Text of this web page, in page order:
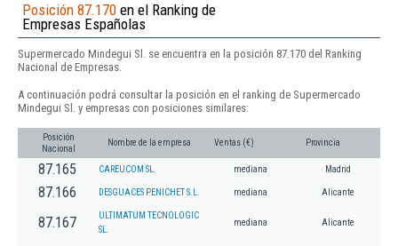
Posición 87.170 en el Ranking de
Empresas Españolas
Supermercado Mindegui Sl. se encuentra en la posición 87.170 del Ranking
Nacional de Empresas.
A continuación podrá consultar la posición en el ranking de Supermercado
Mindegui Sl. y empresas con posiciones similares:
Posición
Nacional
Nombre de la empresa Ventas (€) Provincia
87.165 CAREUCOM SL. mediana Madrid
87.166 DESGUACES PENICHET S.L. mediana Alicante
87.167
ULTIMATUM TECNOLOGIC
SL.
mediana Alicante